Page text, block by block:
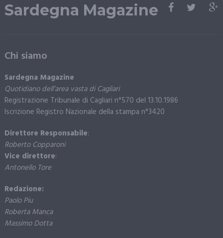
Sardegna Magazine
Chi siamo
Sardegna Magazine
Quotidiano dell’area vasta di Cagliari
Registrazione Tribunale di Cagliari n°570 del 13.10.1986
Iscrizione Registro Nazionale della stampa n°3420
Direttore Responsabile:
Roberto Copparoni
Vice direttore:
Antonello Tore
Redazione:
Paolo Piu
Roberta Manca
Massimo Dotta